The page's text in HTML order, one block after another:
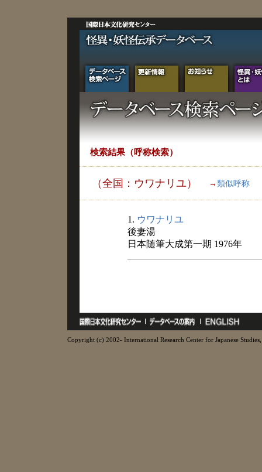
検索結果（呼称検索）
（全国：ウワナリユ） → 類似呼称
1. ウワナリユ
後妻湯
日本随筆大成第一期 1976年
Copyright (c) 2002- International Research Center for Japanese